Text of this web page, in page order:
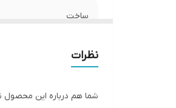
ساخت
نظرات
شما هم درباره این محصول